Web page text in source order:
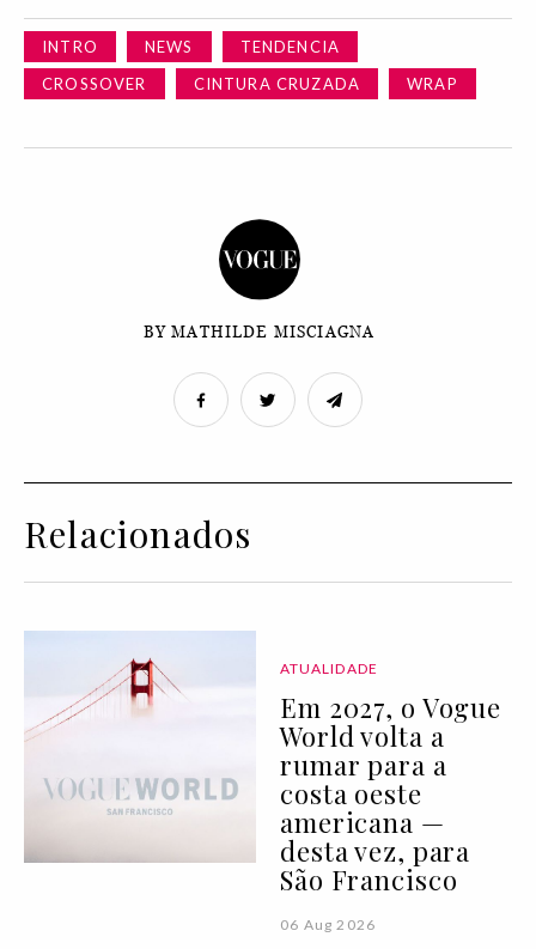
INTRO NEWS
TENDENCIA
CROSSOVER
CINTURA CRUZADA WRAP
BY MATHILDE MISCIAGNA
Relacionados
ATUALIDADE
Em 2027, o Vogue
World volta a
rumar para a
costa oeste
americana —
desta vez, para
São Francisco
06 Aug 2026